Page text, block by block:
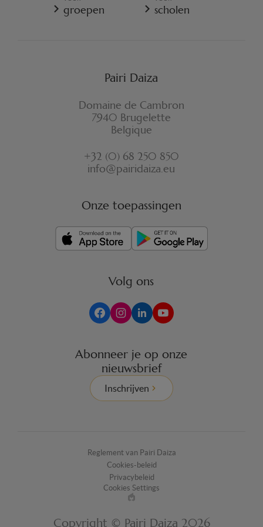
REGLEMENT VAN PAIRI DAIZA
VERZEKERINGSVOORWAARDEN ANNULATIE
groepen scholen
Pairi Daiza
Domaine de Cambron
7940 Brugelette
Belgique
+32 (0) 68 250 850
info@pairidaiza.eu
Onze toepassingen
Volg ons
Abonneer je op onze
nieuwsbrief
Inschrijven
Reglement van Pairi Daiza
Cookies-beleid
Privacybeleid
Cookies Settings
Made
by
Copyright © Pairi Daiza 2026